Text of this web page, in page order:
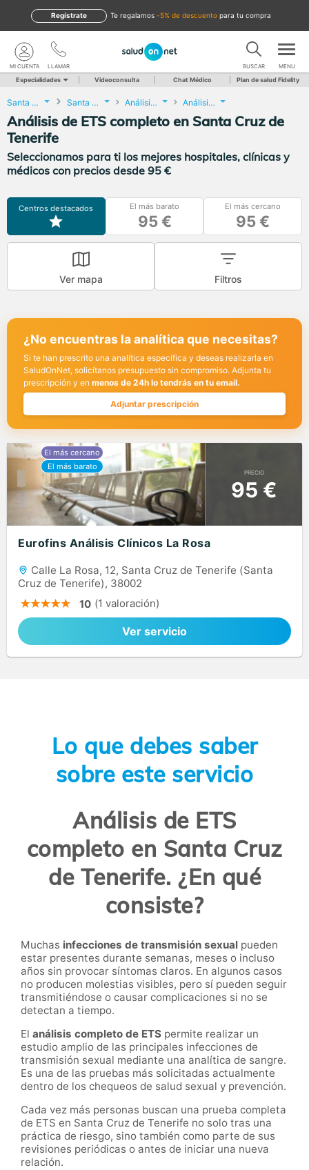
te regalamos -5% de descuento para tu compra
Regístrate
LLAMAR
MI CUENTA BUSCAR MENU
Especialidades Videoconsulta Chat Médico Plan de salud Fidelity
Santa Cruz de Tenerife Santa Cruz de Tenerife Análisis Clínicos Análisis de ETS completo
Análisis de ETS completo en Santa Cruz de
Tenerife
Seleccionamos para ti los mejores hospitales, clínicas y
médicos con precios desde 95 €
Centros destacados El más barato
95 €
El más cercano
95 €
Ver mapa Filtros
¿No encuentras la analítica que necesitas?
Si te han prescrito una analítica específica y deseas realizarla en
SaludOnNet, solicítanos presupuesto sin compromiso. Adjunta tu
prescripción y en menos de 24h lo tendrás en tu email.
Adjuntar prescripción
PRECIO
95 €
Eurofins Análisis Clínicos La Rosa
Calle La Rosa, 12, Santa Cruz de Tenerife (Santa
Cruz de Tenerife), 38002
10 (1 valoración)
Ver servicio
Lo que debes saber
sobre este servicio
Análisis de ETS
completo en Santa Cruz
de Tenerife. ¿En qué
consiste?
Muchas infecciones de transmisión sexual pueden
estar presentes durante semanas, meses o incluso
años sin provocar síntomas claros. En algunos casos
no producen molestias visibles, pero sí pueden seguir
transmitiéndose o causar complicaciones si no se
detectan a tiempo.
El análisis completo de ETS permite realizar un
estudio amplio de las principales infecciones de
transmisión sexual mediante una analítica de sangre.
Es una de las pruebas más solicitadas actualmente
dentro de los chequeos de salud sexual y prevención.
Cada vez más personas buscan una prueba completa
de ETS en Santa Cruz de Tenerife no solo tras una
práctica de riesgo, sino también como parte de sus
revisiones periódicas o antes de iniciar una nueva
relación.